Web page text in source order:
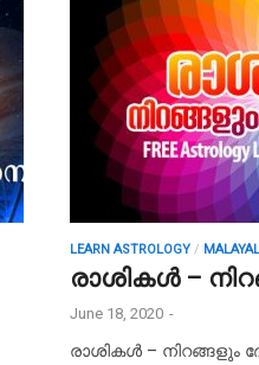
LEARN ASTROLOGY /
രാശികൾ –
June 18, 2020 -
രാശികൾ – നിറങ്ങളും